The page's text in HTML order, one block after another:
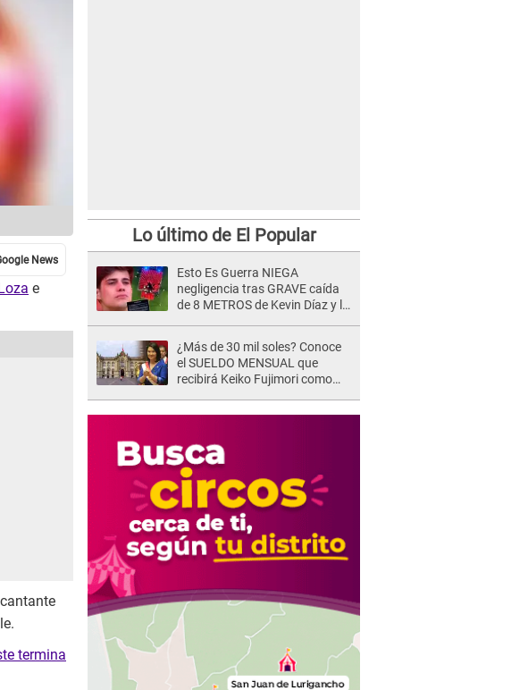
e
termina
Lo último de El Popular
Esto Es Guerra NIEGA
negligencia tras GRAVE caída
de 8 METROS de Kevin Díaz y lo
¿Más de 30 mil soles? Conoce
el SUELDO MENSUAL que
recibirá Keiko Fujimori como